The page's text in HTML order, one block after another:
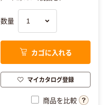
数量
カゴに入れる
マイカタログ登録
商品を比較